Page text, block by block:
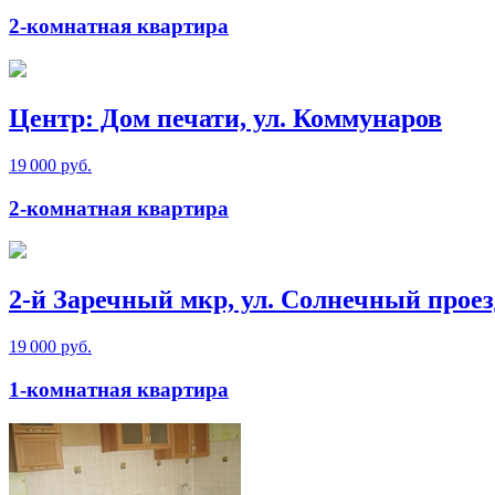
2-комнатная квартира
Центр: Дом печати, ул. Коммунаров
19 000 руб.
2-комнатная квартира
2-й Заречный мкр, ул. Солнечный
19 000 руб.
1-комнатная квартира